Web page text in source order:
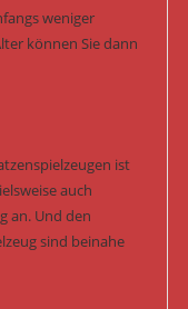
weniger
können Sie dann
ist
auch
an. Und den
sind beinahe